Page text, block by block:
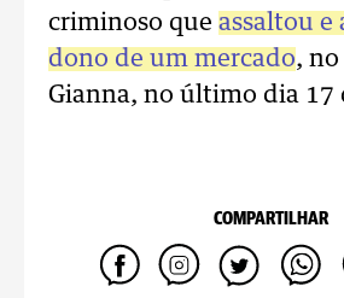
criminoso que assaltou e
dono de um mercado,
Gianna, no último dia 17
COMPARTILHAR